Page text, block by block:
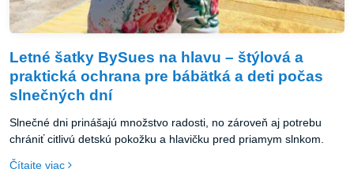
Letné šatky BySues na hlavu – štýlová a
praktická ochrana pre bábätká a deti počas
slnečných dní
Slnečné dni prinášajú množstvo radosti, no zároveň aj potrebu
chrániť citlivú detskú pokožku a hlavičku pred priamym slnkom.
Čítajte viac